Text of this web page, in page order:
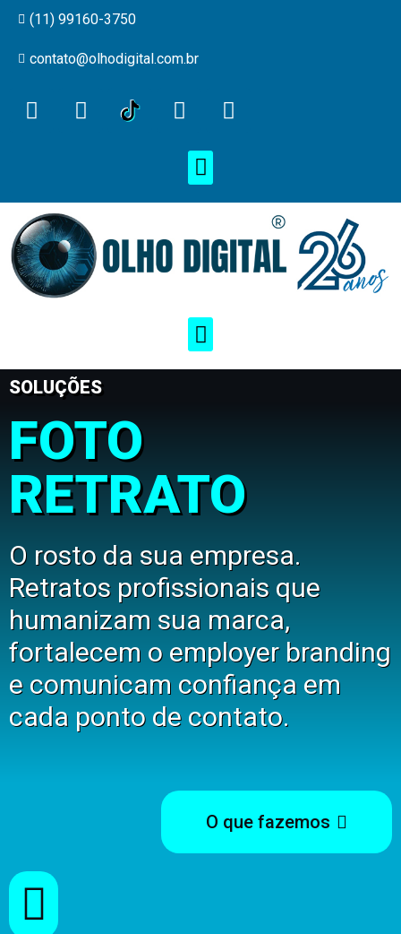
(11) 99160-3750
contato@olhodigital.com.br
SOLUÇÕES
FOTO
RETRATO
O rosto da sua empresa.
Retratos profissionais que
humanizam sua marca,
fortalecem o employer branding
e comunicam confiança em
cada ponto de contato.
O que fazemos